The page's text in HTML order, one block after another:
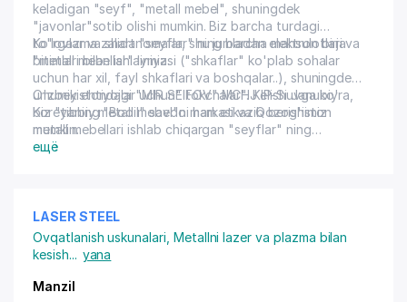
keladigan "seyf", "metall mebel", shuningdek
"javonlar"sotib olishi mumkin. Biz barcha turdagi
to'lovlar va shartnomalar, shu jumladan elektron birja
bitimlari bilan ishlaymiz.
Ko'rgazma zalida "seyflar" ning barcha mahsulotlari va
"metall mebellar" liniyasi ("shkaflar" ko'plab sohalar
uchun har xil, fayl shkaflari va boshqalar..), shuningdek,
umumiy ehtiyojlar uchun" tokchalar". Kelishuvga ko'ra,
biz "tibbiy metall mebel"ni ham etkazib berishimiz
mumkin.
O'zbekistondagi "MIR SEIFOV" MCHJ IP-Si Janubiy
Koreyaning "Booil" savdo markasi va Qozog'iston
metall mebellari ishlab chiqargan "seyflar" ning
eksklyuziv distribyutoridir. Shuningdek, biz Promet -
ещё
LASER STEEL
Ovqatlanish uskunalari Metallni lazer va plazma bilan
kesish... yana
Manzil